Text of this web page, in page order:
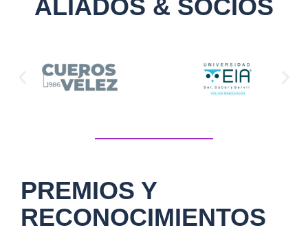
ALIADOS & SOCIOS
PREMIOS Y
RECONOCIMIENTOS